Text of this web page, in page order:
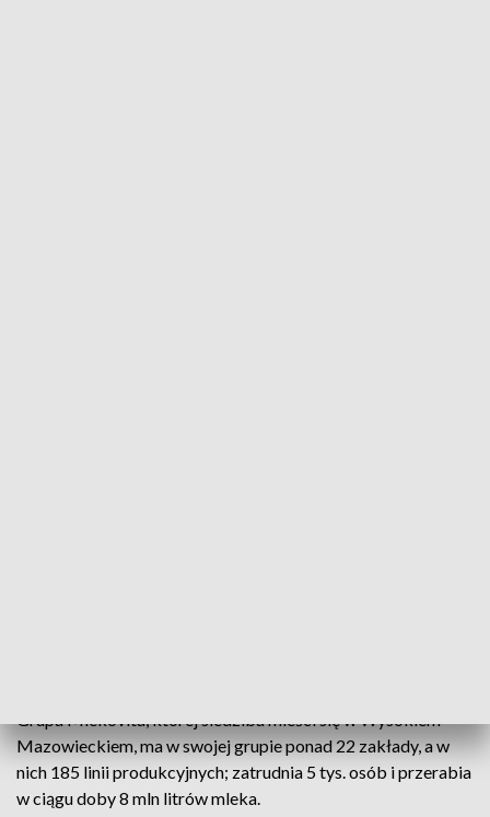
Grupa Mlekovita, której siedziba mieści się w Wysokiem
Mazowieckiem, ma w swojej grupie ponad 22 zakłady, a w
nich 185 linii produkcyjnych; zatrudnia 5 tys. osób i przerabia
w ciągu doby 8 mln litrów mleka.